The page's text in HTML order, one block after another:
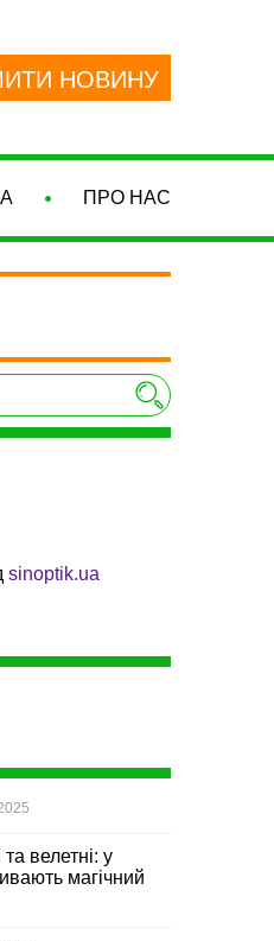
НОВИНУ
ПРО НАС
sinoptik.ua
велетні: у
магічний